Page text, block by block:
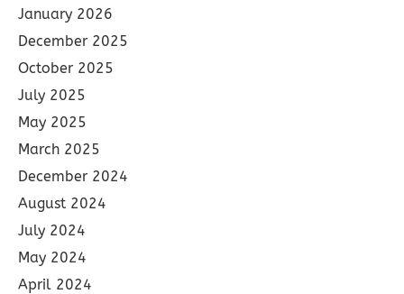
January 2026
December 2025
October 2025
July 2025
May 2025
March 2025
December 2024
August 2024
July 2024
May 2024
April 2024